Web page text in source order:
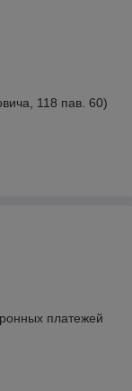
118 пав. 60)
платежей